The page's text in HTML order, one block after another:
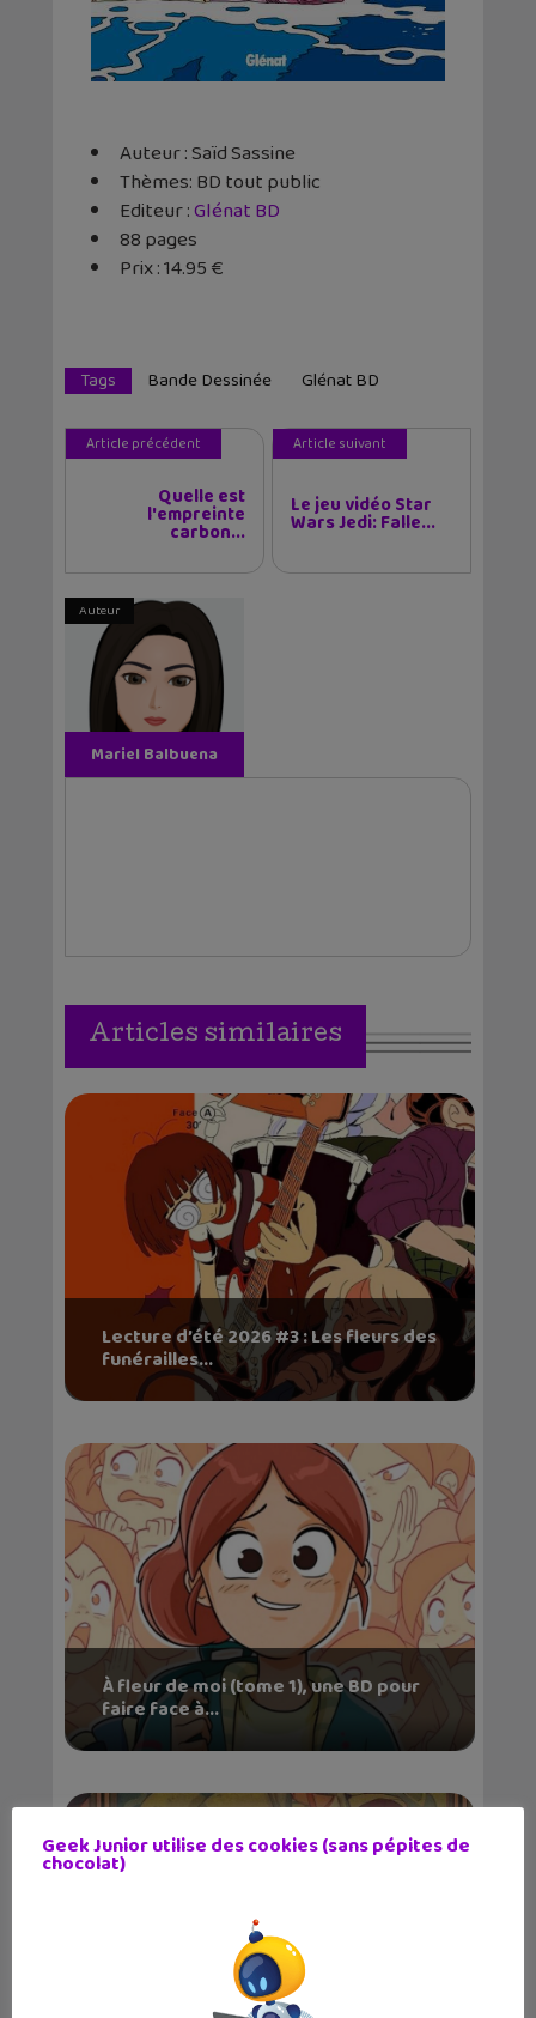
Auteur : Saïd Sassine
Thèmes: BD tout public
Editeur :Glénat BD
88 pages
Prix : 14.95 €
Tags Bande Dessinée Glénat BD
Article précédent
Quelle est
l'empreinte
carbon...
Article suivant
Le jeu vidéo Star
Wars Jedi: Falle...
Auteur
Mariel Balbuena
Articles similaires
Lecture d’été 2026 #3 : Les fleurs des
funérailles...
À fleur de moi (tome 1), une BD pour
faire face à...
Geek Junior utilise des cookies (sans pépites de
chocolat)